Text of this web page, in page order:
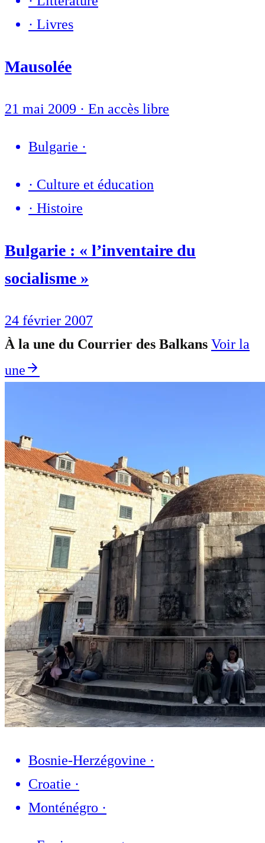
· Livres
Mausolée
21 mai 2009 · En accès libre
Bulgarie ·
· Culture et éducation
· Histoire
Bulgarie : « l’inventaire du
socialisme »
24 février 2007
À la une du Courrier des Balkans Voir la
une
Bosnie-Herzégovine ·
Croatie ·
Monténégro ·